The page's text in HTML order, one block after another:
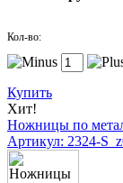
Кол-во:
Купить
Хит!
Ножницы по
Артикул: 2324-